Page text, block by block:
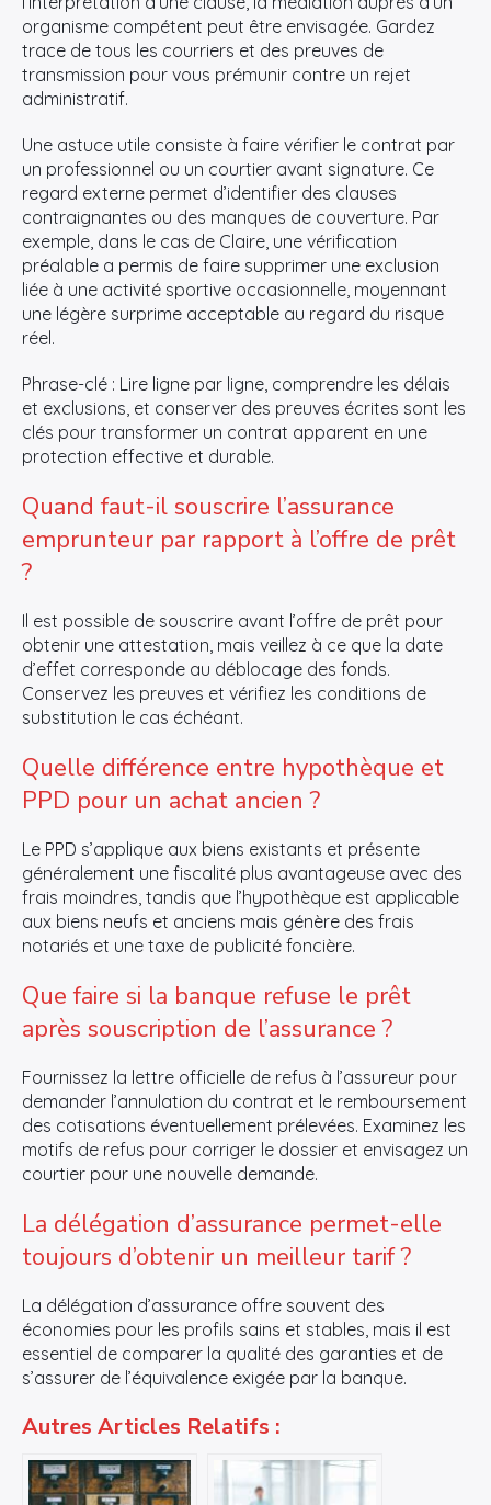
organisme compétent peut être envisagée. Gardez
trace de tous les courriers et des preuves de
transmission pour vous prémunir contre un rejet
administratif.
Une astuce utile consiste à faire vérifier le contrat par
un professionnel ou un courtier avant signature. Ce
regard externe permet d’identifier des clauses
contraignantes ou des manques de couverture. Par
exemple, dans le cas de Claire, une vérification
préalable a permis de faire supprimer une exclusion
liée à une activité sportive occasionnelle, moyennant
une légère surprime acceptable au regard du risque
réel.
Phrase-clé : Lire ligne par ligne, comprendre les délais
et exclusions, et conserver des preuves écrites sont les
clés pour transformer un contrat apparent en une
protection effective et durable.
Quand faut-il souscrire l’assurance
emprunteur par rapport à l’offre de prêt
?
Il est possible de souscrire avant l’offre de prêt pour
obtenir une attestation, mais veillez à ce que la date
d’effet corresponde au déblocage des fonds.
Conservez les preuves et vérifiez les conditions de
substitution le cas échéant.
Quelle différence entre hypothèque et
PPD pour un achat ancien ?
Le PPD s’applique aux biens existants et présente
généralement une fiscalité plus avantageuse avec des
frais moindres, tandis que l’hypothèque est applicable
aux biens neufs et anciens mais génère des frais
notariés et une taxe de publicité foncière.
Que faire si la banque refuse le prêt
après souscription de l’assurance ?
Fournissez la lettre officielle de refus à l’assureur pour
demander l’annulation du contrat et le remboursement
des cotisations éventuellement prélevées. Examinez les
motifs de refus pour corriger le dossier et envisagez un
courtier pour une nouvelle demande.
La délégation d’assurance permet-elle
toujours d’obtenir un meilleur tarif ?
La délégation d’assurance offre souvent des
économies pour les profils sains et stables, mais il est
essentiel de comparer la qualité des garanties et de
s’assurer de l’équivalence exigée par la banque.
Autres Articles Relatifs :